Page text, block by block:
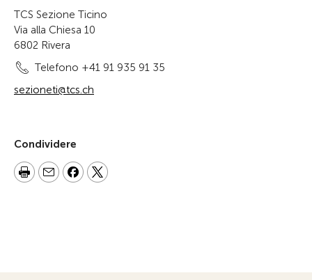
TCS Sezione Ticino
Via alla Chiesa 10
6802 Rivera
Telefono +41 91 935 91 35
sezioneti@tcs.ch
Condividere